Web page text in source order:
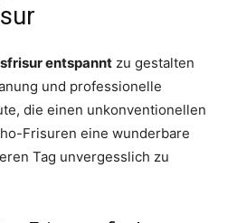
entspannt zu gestalten
und professionelle
die einen unkonventionellen
Frisuren eine wunderbare
Tag unvergesslich zu